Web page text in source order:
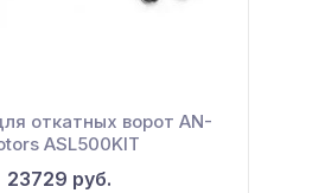
откатных ворот AN-
ASL500KIT
23729 руб.